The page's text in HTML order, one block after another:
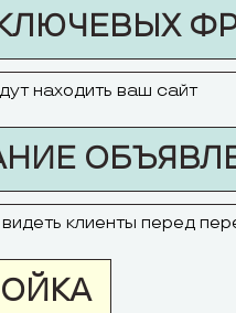
находить ваш сайт
клиенты перед